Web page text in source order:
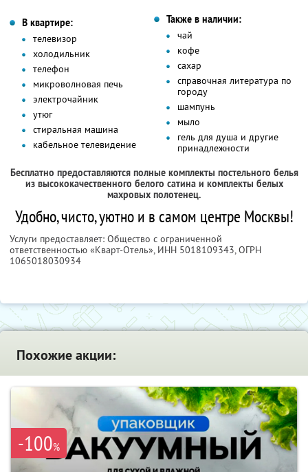
В квартире:
телевизор
холодильник
телефон
микроволновая печь
электрочайник
утюг
стиральная машина
кабельное телевидение
Также в наличии:
чай
кофе
сахар
справочная литература по
городу
шампунь
мыло
гель для душа и другие
принадлежности
Бесплатно предоставляются полные комплекты постельного белья
из высококачественного белого сатина и комплекты белых
махровых полотенец.
Удобно, чисто, уютно и в самом центре Москвы!
Услуги предоставляет: Общество с ограниченной
ответственностью «Кварт-Отель», ИНН 5018109343, ОГРН
1065018030934
Похожие акции:
-100%